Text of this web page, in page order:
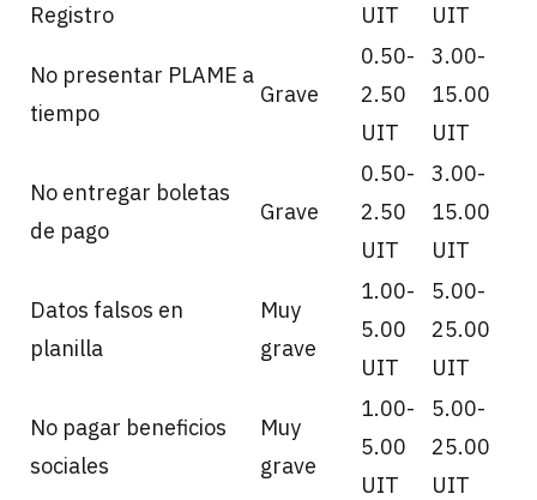
Registro
UIT
UIT
No presentar PLAME a
tiempo
Grave
0.50-
2.50
UIT
3.00-
15.00
UIT
No entregar boletas
de pago
Grave
0.50-
2.50
UIT
3.00-
15.00
UIT
Datos falsos en
planilla
Muy
grave
1.00-
5.00
UIT
5.00-
25.00
UIT
No pagar beneficios
sociales
Muy
grave
1.00-
5.00
UIT
5.00-
25.00
UIT